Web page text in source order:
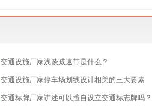
交通设施厂家浅谈减速带是什么？
交通设施厂家​停车场划线设计相关的三大要素
交通标牌厂家讲述可以擅自设立交通标志牌吗？